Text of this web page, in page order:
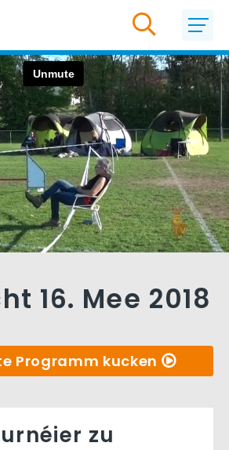
16. Mee 2018
Programm kucken
zu